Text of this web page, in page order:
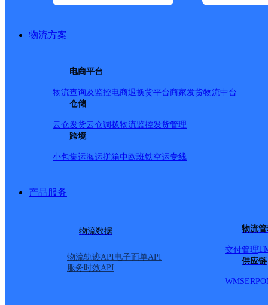
物流方案
电商平台
物流查询及监控电商退换货平台商家发货物流中台
仓储
云仓发货云仓调拨物流监控发货管理
跨境
小包集运海运拼箱中欧班铁空运专线
产品服务
物流数据
物流轨迹API电子面单API
服务时效API
物流
交付管理
供应链
WMSERP
城市：商洛市 ✕ 快递：中通快递 ✕ 地区：洛南县 ✕ 清
中通快递(9)
更多号码地址：西寺三角广场西50米
派送范围:河滨南路、健康路、沉香路、蝗虫庙路、人民路、
环路、西寺路、广场路、环城西路、中甫街、清川路、振兴
>
圆通速递乐东县
电话：
重庆垫江桂